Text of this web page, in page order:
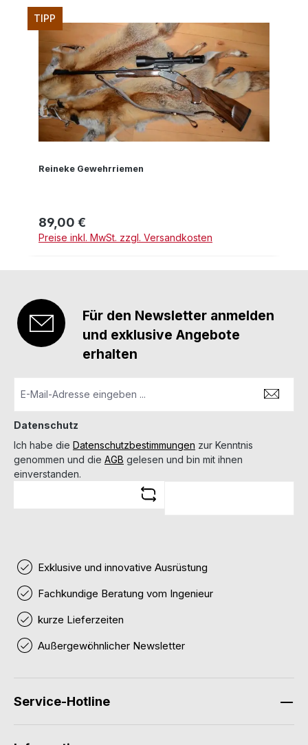
TIPP
Reineke Gewehrriemen
Regulärer Preis:
89,00 €
Preise inkl. MwSt. zzgl. Versandkosten
Für den Newsletter anmelden
und exklusive Angebote
erhalten
Datenschutz
Ich habe die Datenschutzbestimmungen zur Kenntnis
genommen und die AGB gelesen und bin mit ihnen
einverstanden.
Exklusive und innovative Ausrüstung
Fachkundige Beratung vom Ingenieur
kurze Lieferzeiten
Außergewöhnlicher Newsletter
Service-Hotline